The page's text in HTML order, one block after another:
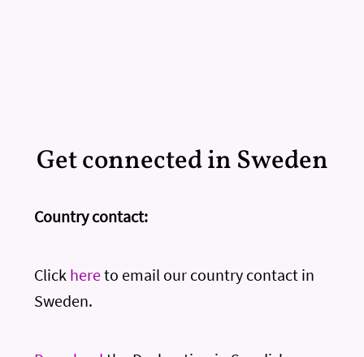
Get connected in Sweden
Country contact:
Click hereto email our country contact in
Sweden.